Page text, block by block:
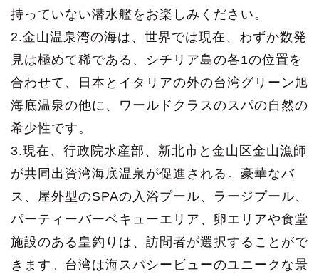
持っていない潜水艦をお楽しみください。
2.金山温泉湾の海は、世界では現在、わずか数発
見は極めて稀である、シチリア島の各1の位置を
合わせて、日本とイタリアの外の台湾グリーン旭
海底温泉の他に、ワールドクラスのスパの自然の
希少性です。
3.現在、行政院水産部、新北市と金山区金山漁師
が共同出資湾海底温泉が促進される。豪華なバ
ス、屋外型のSPAの入浴プール、ラージプール、
パーティーバーベキューエリア、卵エリアや食堂
施設のある皇釣りは、訪問者が選択することがで
きます。台湾は海スパシービューのユニークな景